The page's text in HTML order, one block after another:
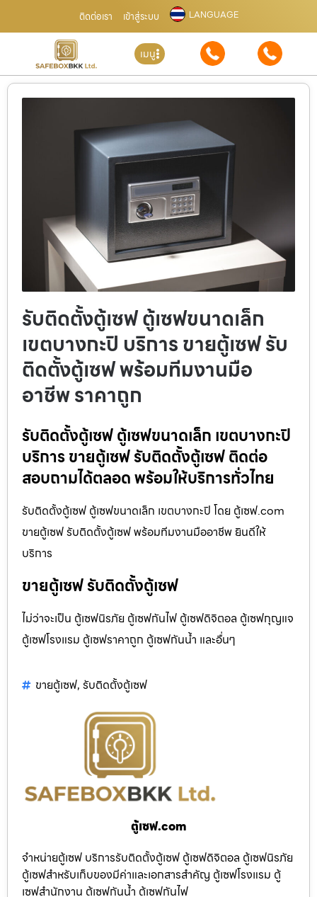
ติดต่อเรา เข้าสู่ระบบ LANGUAGE
เมนู
รับติดตั้งตู้เซฟ ตู้เซฟขนาดเล็ก
เขตบางกะปิ บริการ ขายตู้เซฟ รับ
ติดตั้งตู้เซฟ พร้อมทีมงานมือ
อาชีพ ราคาถูก
รับติดตั้งตู้เซฟ ตู้เซฟขนาดเล็ก เขตบางกะปิ
บริการ ขายตู้เซฟ รับติดตั้งตู้เซฟ ติดต่อ
สอบถามได้ตลอด พร้อมให้บริการทั่วไทย
รับติดตั้งตู้เซฟ ตู้เซฟขนาดเล็ก เขตบางกะปิ โดย ตู้เซฟ.com
ขายตู้เซฟ รับติดตั้งตู้เซฟ พร้อมทีมงานมืออาชีพ ยินดีให้
บริการ
ขายตู้เซฟ รับติดตั้งตู้เซฟ
ไม่ว่าจะเป็น ตู้เซฟนิรภัย ตู้เซฟกันไฟ ตู้เซฟดิจิตอล ตู้เซฟกุญแจ
ตู้เซฟโรงแรม ตู้เซฟราคาถูก ตู้เซฟกันน้ำ และอื่นๆ
ขายตู้เซฟ, รับติดตั้งตู้เซฟ
ตู้เซฟ.com
จำหน่ายตู้เซฟ บริการรับติดตั้งตู้เซฟ ตู้เซฟดิจิตอล ตู้เซฟนิรภัย
ตู้เซฟสำหรับเก็บของมีค่าและเอกสารสำคัญ ตู้เซฟโรงแรม ตู้
เซฟสำนักงาน ตู้เซฟกันน้ำ ตู้เซฟกันไฟ